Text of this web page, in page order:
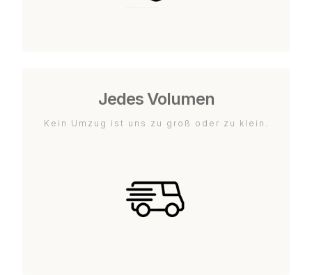
Jedes Volumen
Kein Umzug ist uns zu groß oder zu klein.